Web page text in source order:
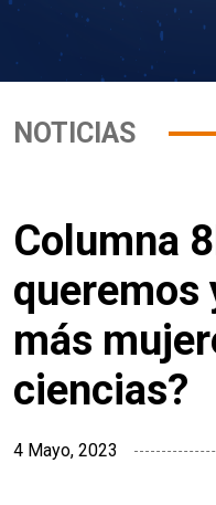
NOTICIAS
Columna
queremos
más
ciencias?
4 Mayo, 2023